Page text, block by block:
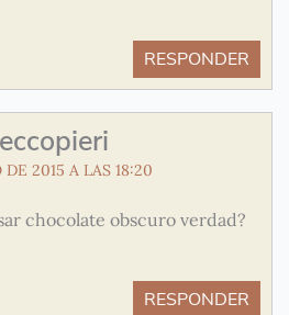
RESPONDER
DE 2015 A LAS 18:20
chocolate obscuro verdad?
RESPONDER